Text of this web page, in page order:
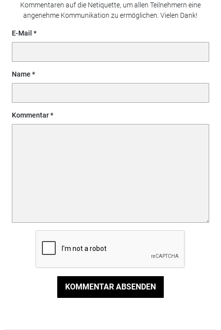
Kommentaren auf die Netiquette, um allen Teilnehmern eine
angenehme Kommunikation zu ermöglichen. Vielen Dank!
E-Mail
Name
Kommentar
KOMMENTAR ABSENDEN